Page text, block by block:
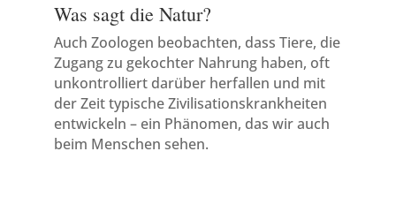
Was sagt die Natur?
Auch Zoologen beobachten, dass Tiere, die
Zugang zu gekochter Nahrung haben, oft
unkontrolliert darüber herfallen und mit
der Zeit typische Zivilisationskrankheiten
entwickeln – ein Phänomen, das wir auch
beim Menschen sehen.